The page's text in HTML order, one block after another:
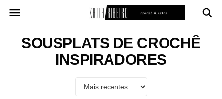
para
conteúdoSOUSPLATS DE CROCHÊ
INSPIRADORES